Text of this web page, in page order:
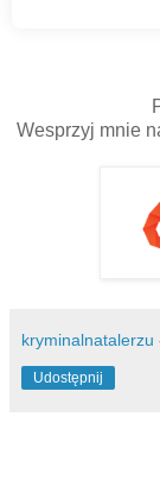
Wesprzyj mnie
kryminalnatalerzu
Udostępnij